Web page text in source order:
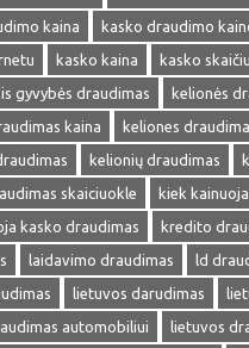
kaina
kasko draudimo
kasko kaina kasko
gyvybės draudimas
kelionės
kaina
keliones
kelionių draudimas
skaiciuokle
kiek
kasko draudimas
kredito
laidavimo draudimas ld
lietuvos darudimas
automobiliui
lietuvos